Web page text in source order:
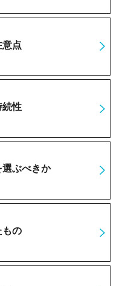
点
続性
ぶべきか
もの